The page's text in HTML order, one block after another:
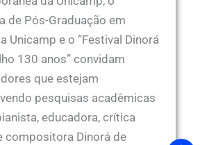
de Pós-Graduação em
Unicamp e o “Festival Dinorá
130 anos” convidam
que estejam
pesquisas acadêmicas
educadora, crítica
compositora Dinorá de